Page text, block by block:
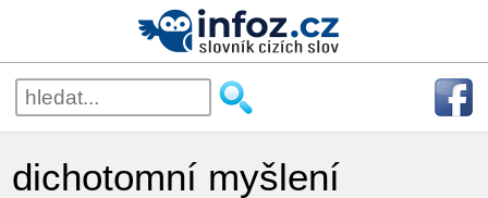
dichotomní myšlení